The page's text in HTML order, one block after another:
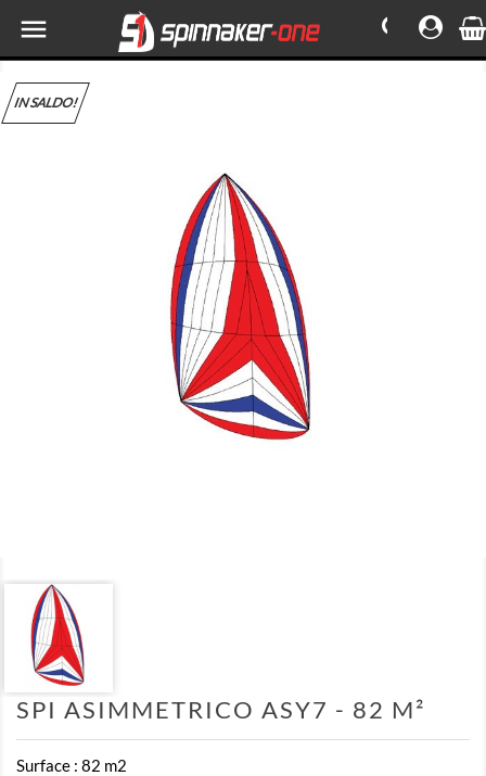

IN SALDO!
SPI ASIMMETRICO ASY7 - 82 M²
Surface : 82 m2